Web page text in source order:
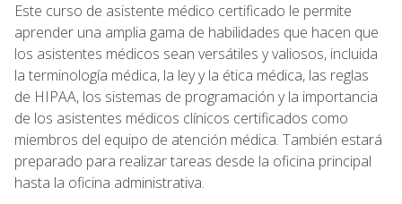
Este curso de asistente médico certificado le permite
aprender una amplia gama de habilidades que hacen que
los asistentes médicos sean versátiles y valiosos, incluida
la terminología médica, la ley y la ética médica, las reglas
de HIPAA, los sistemas de programación y la importancia
de los asistentes médicos clínicos certificados como
miembros del equipo de atención médica. También estará
preparado para realizar tareas desde la oficina principal
hasta la oficina administrativa.